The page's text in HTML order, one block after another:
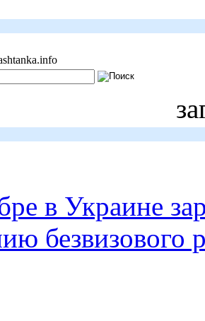
в Украине
безвизового